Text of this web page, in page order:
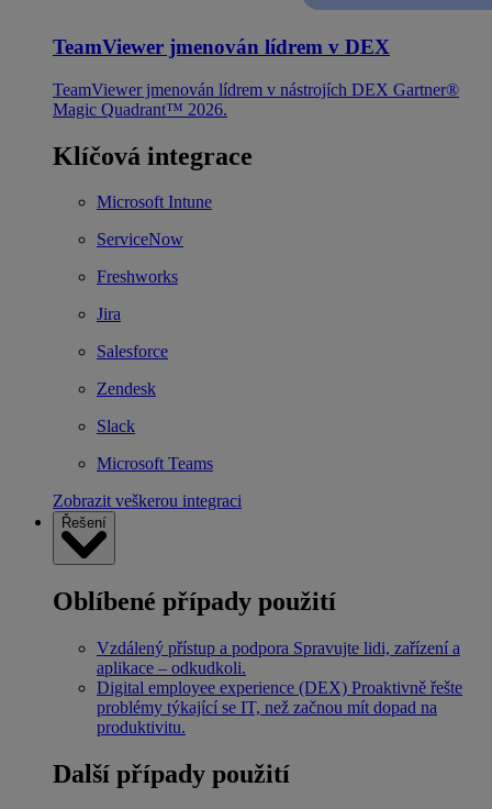
TeamViewer jmenován lídrem v DEX
TeamViewer jmenován lídrem v nástrojích DEX Gartner®
Magic Quadrant™ 2026.
Klíčová integrace
Microsoft Intune
ServiceNow
Freshworks
Jira
Salesforce
Zendesk
Slack
Microsoft Teams
Zobrazit veškerou integraci
Řešení
Oblíbené případy použití
Vzdálený přístup a podpora Spravujte lidi, zařízení a
aplikace – odkudkoli.
Digital employee experience (DEX) Proaktivně řešte
problémy týkající se IT, než začnou mít dopad na
produktivitu.
Další případy použití